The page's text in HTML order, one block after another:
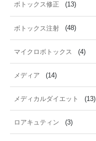
ボトックス修正 (13)
ボトックス注射 (48)
マイクロボトックス (4)
メディア (14)
メディカルダイエット (13)
ロアキュティン (3)